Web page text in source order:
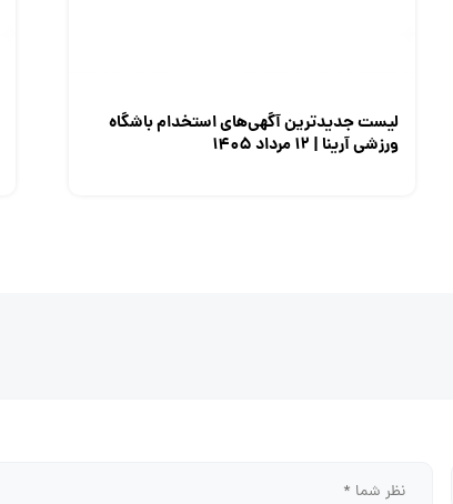
لیست جدیدترین آگهی‌های استخدام باشگاه
ورزشی آرینا | ۱۲ مرداد ۱۴۰۵